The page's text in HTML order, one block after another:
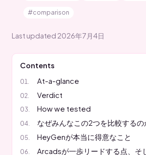
#comparison
Last updated 2026年7月4日
Contents
At-a-glance
Verdict
How we tested
なぜみんなこの2つを比較するの
HeyGenが本当に得意なこと
Arcadsが一歩リードする点、そ